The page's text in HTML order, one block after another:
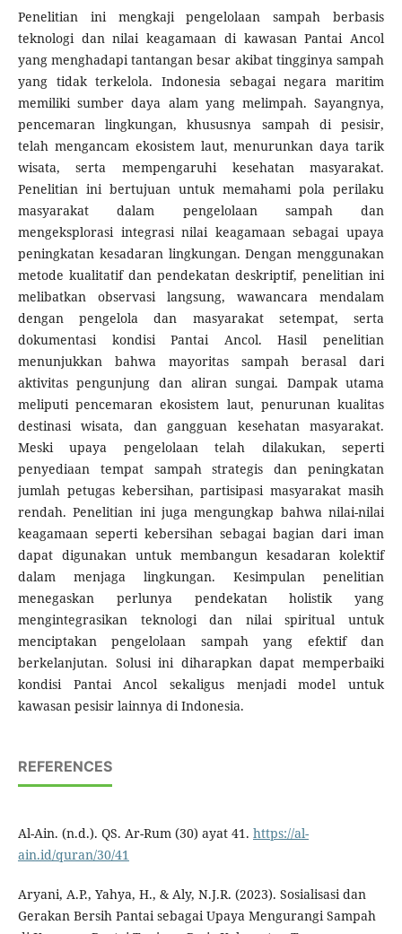
Penelitian ini mengkaji pengelolaan sampah berbasis
teknologi dan nilai keagamaan di kawasan Pantai Ancol
yang menghadapi tantangan besar akibat tingginya sampah
yang tidak terkelola. Indonesia sebagai negara maritim
memiliki sumber daya alam yang melimpah. Sayangnya,
pencemaran lingkungan, khususnya sampah di pesisir,
telah mengancam ekosistem laut, menurunkan daya tarik
wisata, serta mempengaruhi kesehatan masyarakat.
Penelitian ini bertujuan untuk memahami pola perilaku
masyarakat dalam pengelolaan sampah dan
mengeksplorasi integrasi nilai keagamaan sebagai upaya
peningkatan kesadaran lingkungan. Dengan menggunakan
metode kualitatif dan pendekatan deskriptif, penelitian ini
melibatkan observasi langsung, wawancara mendalam
dengan pengelola dan masyarakat setempat, serta
dokumentasi kondisi Pantai Ancol. Hasil penelitian
menunjukkan bahwa mayoritas sampah berasal dari
aktivitas pengunjung dan aliran sungai. Dampak utama
meliputi pencemaran ekosistem laut, penurunan kualitas
destinasi wisata, dan gangguan kesehatan masyarakat.
Meski upaya pengelolaan telah dilakukan, seperti
penyediaan tempat sampah strategis dan peningkatan
jumlah petugas kebersihan, partisipasi masyarakat masih
rendah. Penelitian ini juga mengungkap bahwa nilai-nilai
keagamaan seperti kebersihan sebagai bagian dari iman
dapat digunakan untuk membangun kesadaran kolektif
dalam menjaga lingkungan. Kesimpulan penelitian
menegaskan perlunya pendekatan holistik yang
mengintegrasikan teknologi dan nilai spiritual untuk
menciptakan pengelolaan sampah yang efektif dan
berkelanjutan. Solusi ini diharapkan dapat memperbaiki
kondisi Pantai Ancol sekaligus menjadi model untuk
kawasan pesisir lainnya di Indonesia.
REFERENCES
Al-Ain. (n.d.). QS. Ar-Rum (30) ayat 41. https://al-
ain.id/quran/30/41
Aryani, A.P., Yahya, H., & Aly, N.J.R. (2023). Sosialisasi dan
Gerakan Bersih Pantai sebagai Upaya Mengurangi Sampah